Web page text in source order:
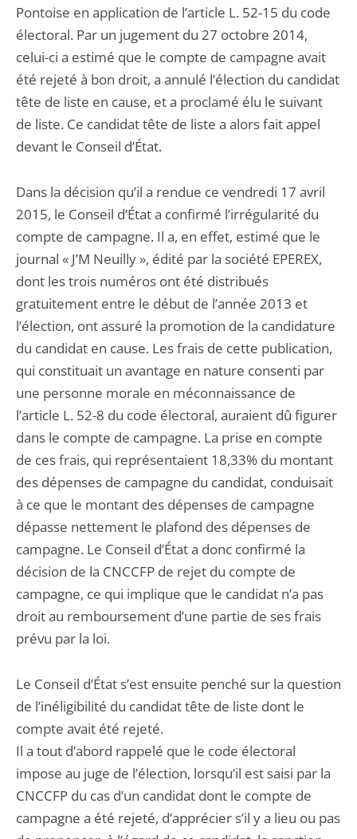
Pontoise en application de l’article L. 52-15 du code
électoral. Par un jugement du 27 octobre 2014,
celui-ci a estimé que le compte de campagne avait
été rejeté à bon droit, a annulé l’élection du candidat
tête de liste en cause, et a proclamé élu le suivant
de liste. Ce candidat tête de liste a alors fait appel
devant le Conseil d’État.
Dans la décision qu’il a rendue ce vendredi 17 avril
2015, le Conseil d’État a confirmé l’irrégularité du
compte de campagne. Il a, en effet, estimé que le
journal « J’M Neuilly », édité par la société EPEREX,
dont les trois numéros ont été distribués
gratuitement entre le début de l’année 2013 et
l’élection, ont assuré la promotion de la candidature
du candidat en cause. Les frais de cette publication,
qui constituait un avantage en nature consenti par
une personne morale en méconnaissance de
l’article L. 52-8 du code électoral, auraient dû figurer
dans le compte de campagne. La prise en compte
de ces frais, qui représentaient 18,33% du montant
des dépenses de campagne du candidat, conduisait
à ce que le montant des dépenses de campagne
dépasse nettement le plafond des dépenses de
campagne. Le Conseil d’État a donc confirmé la
décision de la CNCCFP de rejet du compte de
campagne, ce qui implique que le candidat n’a pas
droit au remboursement d’une partie de ses frais
prévu par la loi.
Le Conseil d’État s’est ensuite penché sur la question
de l’inéligibilité du candidat tête de liste dont le
compte avait été rejeté.
Il a tout d’abord rappelé que le code électoral
impose au juge de l’élection, lorsqu’il est saisi par la
CNCCFP du cas d’un candidat dont le compte de
campagne a été rejeté, d’apprécier s’il y a lieu ou pas